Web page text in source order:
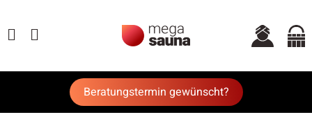
Beratungstermin gewünscht?